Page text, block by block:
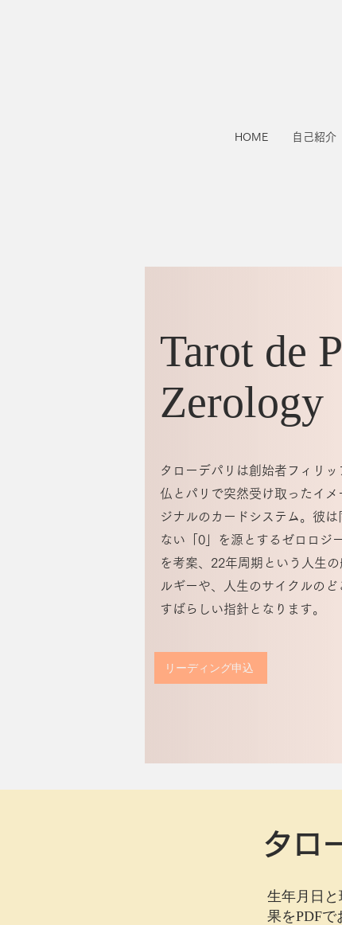
HOME 自己紹介
Tarot de
​Zerology
タローデパリは創始者フィリ
仏とパリで突然受け取ったイ
ジナルのカードシステム。彼
ない「0」を源とするゼロロジ
を考案、22年周期という人生
ルギーや、人生のサイクルの
すばらしい指針となります。
リーディング申込
タロ
生年月日
果をPDFで